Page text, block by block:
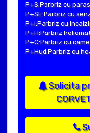
P+S:Parbriz cu
P+SE:Parbriz cu
P+I:Parbriz cu
P+H:Parbriz heliomat
P+C:Parbriz cu
P+Hud:Parbriz cu
Solicita